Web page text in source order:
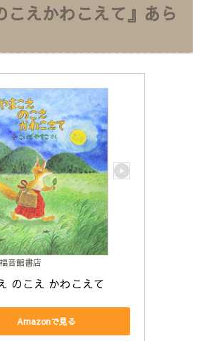
こえかわこえて』あら
音館書店
のこえ かわこえて
Amazonで見る